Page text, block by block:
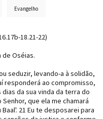
Evangelho
18.21-22)
de Oséias.
seduzir, levando-a à solidão,
responderá ao compromisso,
da sua vinda da terra do
que ela me chamará
21 Eu te desposarei para